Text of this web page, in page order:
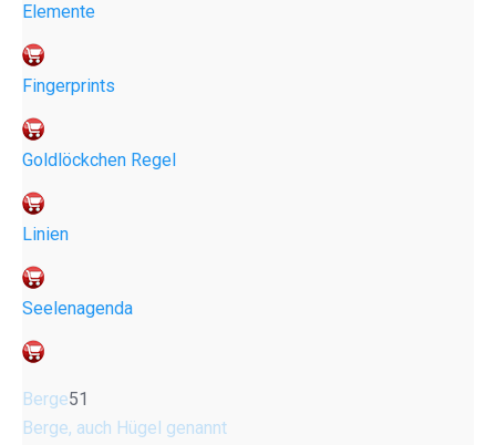
Elemente
Fingerprints
Goldlöckchen Regel
Linien
Seelenagenda
Berge51
Berge, auch Hügel genannt